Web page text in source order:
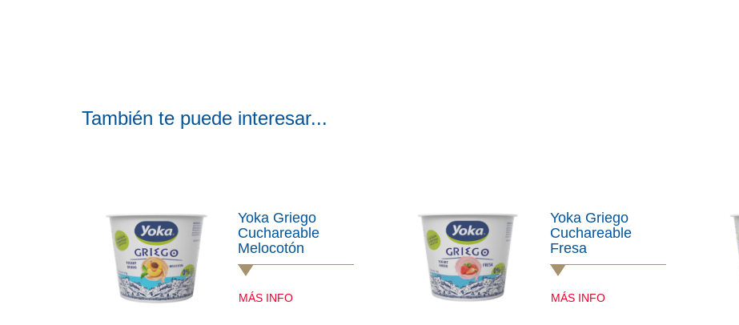
También te puede interesar...
Yoka Griego
Cuchareable
Melocotón
MÁS INFO
Yoka Griego
Cuchareable
Fresa
MÁS INFO